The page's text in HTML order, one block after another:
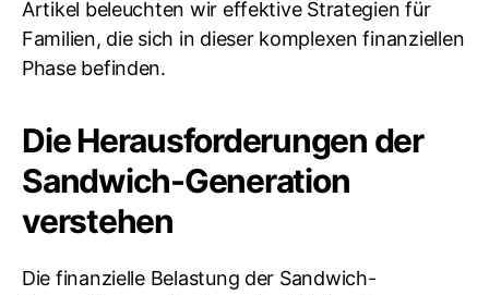
Artikel beleuchten wir effektive Strategien für
Familien, die sich in dieser komplexen finanziellen
Phase befinden.
Die Herausforderungen der
Sandwich-Generation
verstehen
Die finanzielle Belastung der Sandwich-